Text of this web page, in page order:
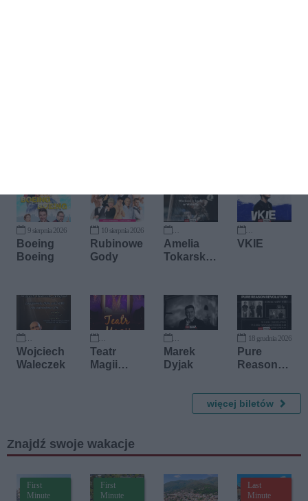
9 sierpnia 2026
Boeing
Boeing
10 sierpnia 2026
Rubinowe
Gody
19 września 2026
Amelia
Tokarska -
Quartet
25 września 2026
VKIE
2 października 2026
Wojciech
Waleczek
3 października 2026
Teatr
Magii
18 października 2026
Marek
Dyjak
18 grudnia 2026
Pure
Reason
n - double
show with
Amarok
więcej biletów
Znajdź swoje wakacje
First
Minute
First
Minute
Last
Minute